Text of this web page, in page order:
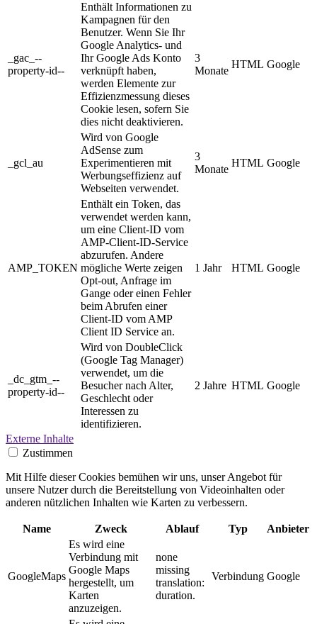
_gac_--
property-id--
Enthält Informationen zu
Kampagnen für den
Benutzer. Wenn Sie Ihr
Google Analytics- und
Ihr Google Ads Konto
verknüpft haben,
werden Elemente zur
Effizienzmessung dieses
Cookie lesen, sofern Sie
dies nicht deaktivieren.
3
Monate
HTML Google
_gcl_au
Wird von Google
AdSense zum
Experimentieren mit
Werbungseffizienz auf
Webseiten verwendet.
3
Monate
HTML Google
AMP_TOKEN
Enthält ein Token, das
verwendet werden kann,
um eine Client-ID vom
AMP-Client-ID-Service
abzurufen. Andere
mögliche Werte zeigen
Opt-out, Anfrage im
Gange oder einen Fehler
beim Abrufen einer
Client-ID vom AMP
Client ID Service an.
1 Jahr HTML Google
_dc_gtm_--
property-id--
Wird von DoubleClick
(Google Tag Manager)
verwendet, um die
Besucher nach Alter,
Geschlecht oder
Interessen zu
identifizieren.
2 Jahre HTML Google
Externe Inhalte
Zustimmen
Mit Hilfe dieser Cookies bemühen wir uns, unser Angebot für
unsere Nutzer durch die Bereitstellung von Videoinhalten oder
anderen nützlichen Inhalten wie Karten zu verbessern.
Name Zweck Ablauf Typ Anbieter
GoogleMaps
Es wird eine
Verbindung mit
Google Maps
hergestellt, um
Karten
anzuzeigen.
none
missing
translation:
duration.
Verbindung Google